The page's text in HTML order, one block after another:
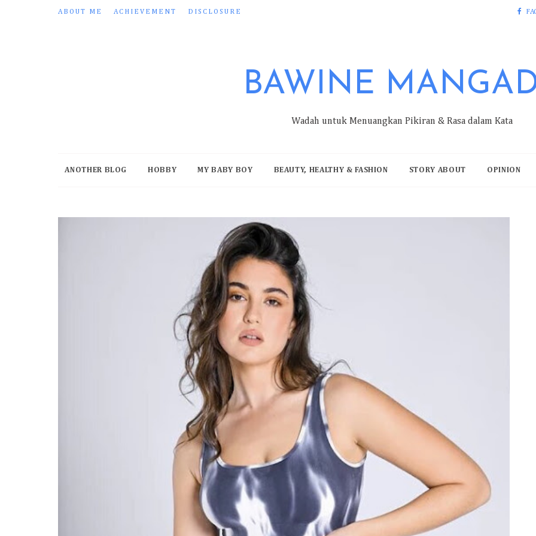
ABOUT ME ACHIEVEMENT DISCLOSURE
BAWINE
Wadah untuk Menuangkan Pikiran & Rasa dalam Kata
ANOTHER BLOG HOBBY MY BABY BOY BEAUTY, HEALTHY & FASHION STORY ABOUT OPINION